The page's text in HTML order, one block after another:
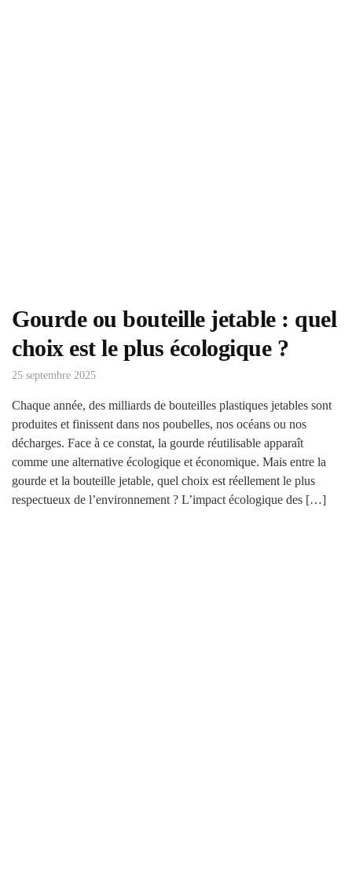
Gourde ou bouteille jetable : quel
choix est le plus écologique ?
25 septembre 2025
Chaque année, des milliards de bouteilles plastiques jetables sont
produites et finissent dans nos poubelles, nos océans ou nos
décharges. Face à ce constat, la gourde réutilisable apparaît
comme une alternative écologique et économique. Mais entre la
gourde et la bouteille jetable, quel choix est réellement le plus
respectueux de l’environnement ? L’impact écologique des […]